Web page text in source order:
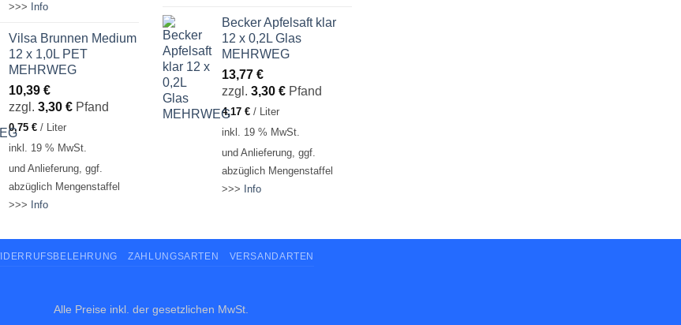
>>> Info
Vilsa Brunnen Medium
12 x 1,0L PET
MEHRWEG
10,39 €
zzgl. 3,30 € Pfand
0,75 € / Liter
inkl. 19 % MwSt.
und Anlieferung, ggf.
abzüglich Mengenstaffel
>>> Info
Becker Apfelsaft klar
12 x 0,2L Glas
MEHRWEG
13,77 €
zzgl. 3,30 € Pfand
4,17 € / Liter
inkl. 19 % MwSt.
und Anlieferung, ggf.
abzüglich Mengenstaffel
>>> Info
ZAHLUNGSARTEN VERSANDARTEN
Alle Preise inkl. der gesetzlichen MwSt.